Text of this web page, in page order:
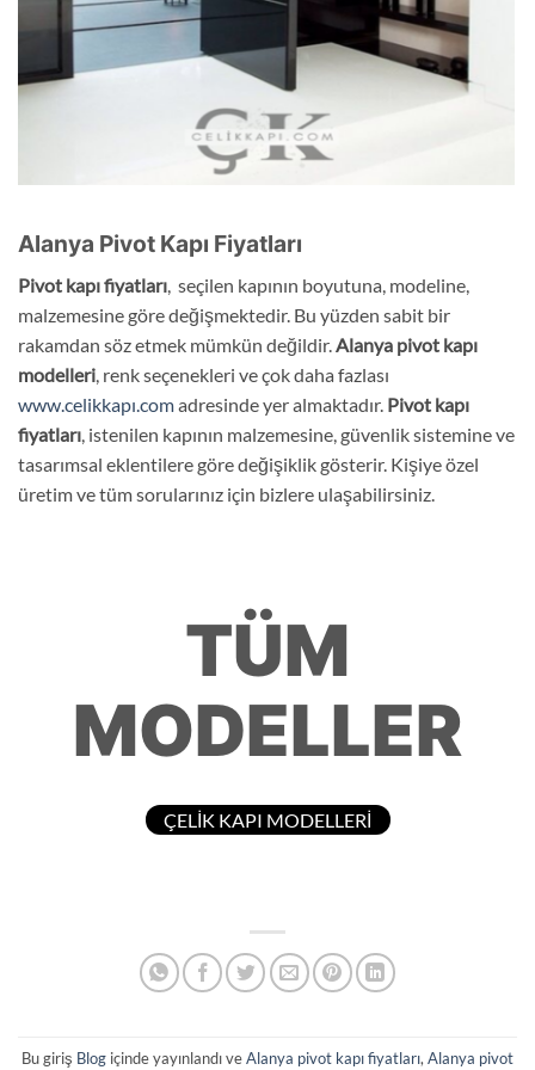
Alanya Pivot Kapı Fiyatları
Pivot kapı fiyatları, seçilen kapının boyutuna, modeline,
malzemesine göre değişmektedir. Bu yüzden sabit bir
rakamdan söz etmek mümkün değildir.Alanya pivot kapı
modelleri, renk seçenekleri ve çok daha fazlası
www.celikkapı.comadresinde yer almaktadır. Pivot kapı
fiyatları, istenilen kapının malzemesine, güvenlik sistemine ve
tasarımsal eklentilere göre değişiklik gösterir. Kişiye özel
üretim ve tüm sorularınız için bizlere ulaşabilirsiniz.
TÜM
MODELLER
ÇELİK KAPI MODELLERİ
Bu giriş Blog içinde yayınlandı veAlanya pivot kapı fiyatları, Alanya pivot